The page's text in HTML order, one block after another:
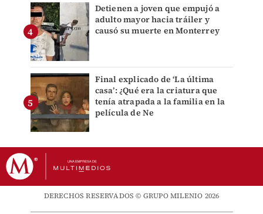
Detienen a joven que empujó a
adulto mayor hacia tráiler y
causó su muerte en Monterrey
Final explicado de ‘La última
casa’: ¿Qué era la criatura que
tenía atrapada a la familia en la
película de Ne
DERECHOS RESERVADOS © GRUPO MILENIO 2026